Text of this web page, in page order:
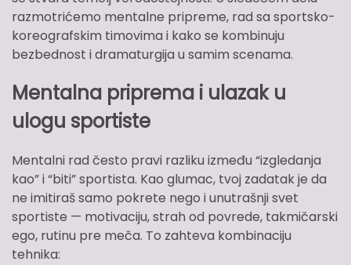
razmotrićemo mentalne pripreme, rad sa sportsko-
koreografskim timovima i kako se kombinuju
bezbednost i dramaturgija u samim scenama.
Mentalna priprema i ulazak u
ulogu sportiste
Mentalni rad često pravi razliku između “izgledanja
kao” i “biti” sportista. Kao glumac, tvoj zadatak je da
ne imitiraš samo pokrete nego i unutrašnji svet
sportiste — motivaciju, strah od povrede, takmičarski
ego, rutinu pre meča. To zahteva kombinaciju
tehnika: